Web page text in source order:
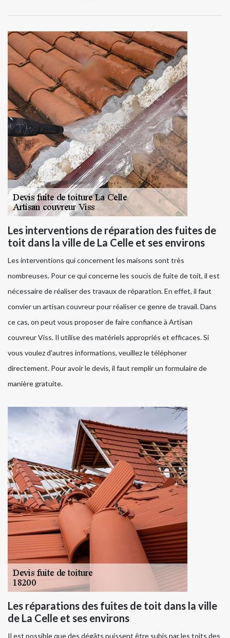
Les interventions de réparation des fuites de
toit dans la ville de La Celle et ses environs
Les interventions qui concernent les maisons sont très
nombreuses. Pour ce qui concerne les soucis de fuite de toit, il est
nécessaire de réaliser des travaux de réparation. En effet, il faut
convier un artisan couvreur pour réaliser ce genre de travail. Dans
ce cas, on peut vous proposer de faire confiance à Artisan
couvreur Viss. Il utilise des matériels appropriés et efficaces. Si
vous voulez d'autres informations, veuillez le téléphoner
directement. Pour avoir le devis, il faut remplir un formulaire de
manière gratuite.
Les réparations des fuites de toit dans la ville
de La Celle et ses environs
Il est possible que des dégâts puissent être subis par les toits des